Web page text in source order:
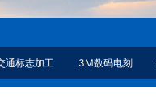
通标志加工 3M数码电刻